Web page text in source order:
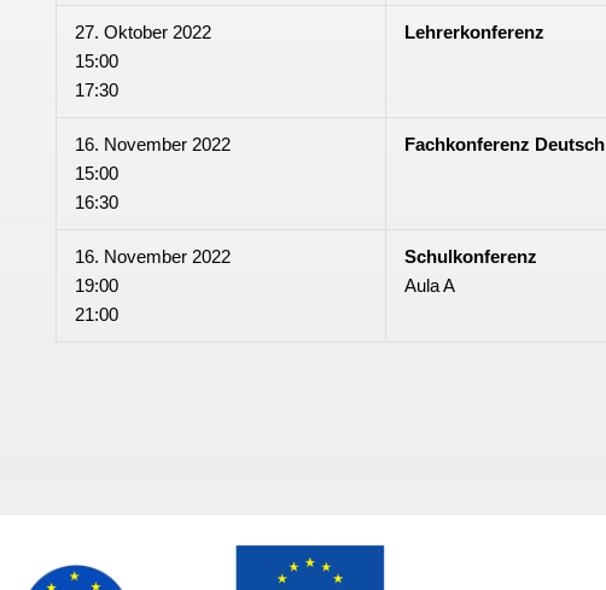
27. Oktober 2022
15:00
17:30
Lehrerkonferenz
16. November 2022
15:00
16:30
Fachkonferenz Deutsch
16. November 2022
19:00
21:00
Schulkonferenz
Aula A